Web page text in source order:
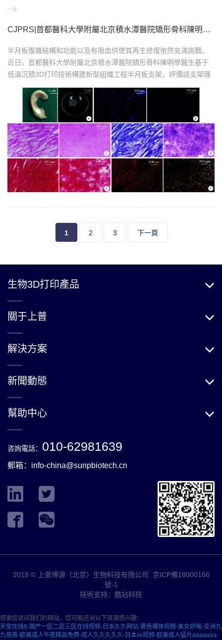
CJPRS|首都醫科大學附屬北京積水潭醫院矯形骨科陳明學醫生基于低溫沉積 3D 打印技術構建新型組織工程半月板支架的研究
半月板復雜結構和功能以及有限血供使其再生修復依然充滿挑戰。
近日，首都醫科大學附屬北京積水潭醫院矯形骨科陳明學醫生基于
低溫沉積3D打印技術構建新型組織工程半月板支架，評價該支架理
化性質及生物相容性。該文章名為“Construction of a novel tissue
engineered meniscus scaffold based on low temperature
deposition three-dimenisonal printing technology”，發表在
Chinese Journal of Reconstructive and Reconstructive Surge
1 2 3 下一頁
生物3D打印產品
關于上普
解決方案
新聞動態
幫助中心
咨詢電話： 010-62981639
郵箱： info-china@sunpbiotech.cn
2018 © 上普博源（北京）生物科技有限公司 京ICP備18000166
號-1
技術支持：酷站科技
感谢您访问我们的网站，您可能还对以下资源感兴趣：
天堂在线8-国产一区二区三区在线视频-日本久久网站-黄色裸体视频-美女娇喘-亚洲九
九夜夜-欧美成人午夜精品免费-成人久久久久久-日本xx视频-欧美成人猛片aaaaaaa-